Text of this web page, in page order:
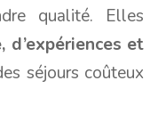
qualité. Elles
et
séjours coûteux